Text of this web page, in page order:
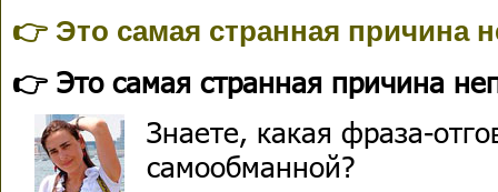
👉 Это самая странная причина
👉 Это самая странная причина
Знаете, какая фраза-
самообманной?